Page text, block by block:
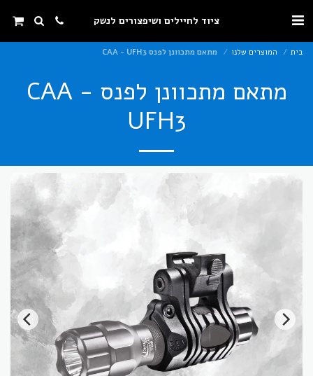
ציוד לחיילים ושיפצורים לנשק
בית המוצרים שלנו מתאם מתכוונן לפנס CAA - UFH3
מתאם מתכוונן לפנס CAA -
UFH3